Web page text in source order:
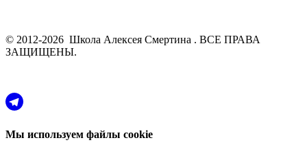
© 2012-2026 Школа Алексея Смертина . ВСЕ ПРАВА
ЗАЩИЩЕНЫ.
Мы используем файлы cookie